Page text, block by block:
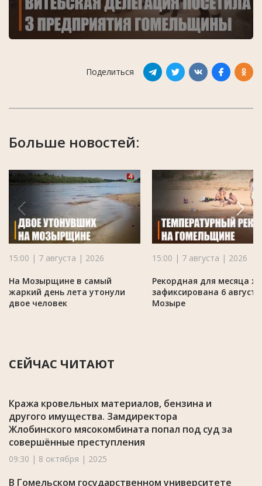
Поделиться
Больше новостей:
15:00 | 7 августа | 2026
На Мозырщине в самый
жаркий день лета утонули
двое человек
15:00 | 7 августа | 2026
Рекордная для месяца
зафиксирована 6
Мозыре
СЕЙЧАС ЧИТАЮТ
Кража кровельных материалов, бензина и
другого имущества. Замдиректора
Жлобинского мясокомбината попал под суд за
совершённые преступления
09:30 | 8 октября | 2025
В Гомельском государственном университете